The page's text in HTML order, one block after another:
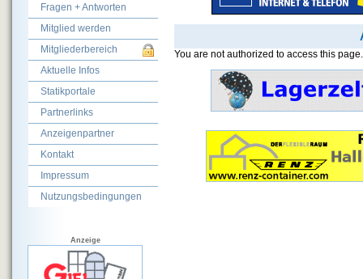
You are not authorized to access this page.
Fragen + Antworten
Mitglied werden
Mitgliederbereich
Aktuelle Infos
Statikportale
Partnerlinks
Anzeigenpartner
Kontakt
Impressum
Nutzungsbedingungen
Anzeige